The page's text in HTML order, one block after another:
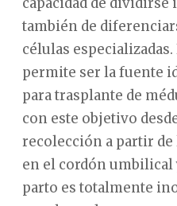
también de
células especializadas.
permite ser la fuente
para trasplante de
con este objetivo
recolección a partir
en el cordón umbilical
parto es totalmente